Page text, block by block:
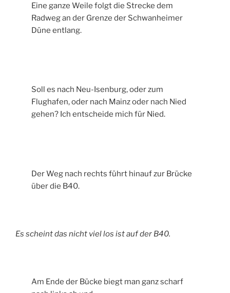
Eine ganze Weile folgt die Strecke dem
Radweg an der Grenze der Schwanheimer
Düne entlang.
Soll es nach Neu-Isenburg, oder zum
Flughafen, oder nach Mainz oder nach Nied
gehen? Ich entscheide mich für Nied.
Der Weg nach rechts führt hinauf zur Brücke
über die B40.
Es scheint das nicht viel los ist auf der B40.
Am Ende der Bücke biegt man ganz scharf